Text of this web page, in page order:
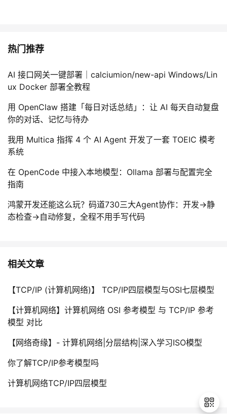
热门推荐
AI 接口网关一键部署｜calciumion/new-api Windows/Lin
ux Docker 部署全教程
用 OpenClaw 搭建「每日对话总结」：让 AI 每天自动复盘
你的对话、记忆与待办
我用 Multica 指挥 4 个 AI Agent 开发了一套 TOEIC 模考
系统
在 OpenCode 中接入本地模型：Ollama 部署与配置完全
指南
鸿蒙开发还能这么玩？码道730三大Agent协作：开发→静
态检查→自动修复，全程不用手写代码
相关文章
【TCP/IP (计算机网络)】 TCP/IP四层模型与OSI七层模型
【计算机网络】计算机网络 OSI 参考模型 与 TCP/IP 参考
模型 对比
【网络奇缘】- 计算机网络|分层结构|深入学习ISO模型
你了解TCP/IP参考模型吗
计算机网络TCP/IP四层模型